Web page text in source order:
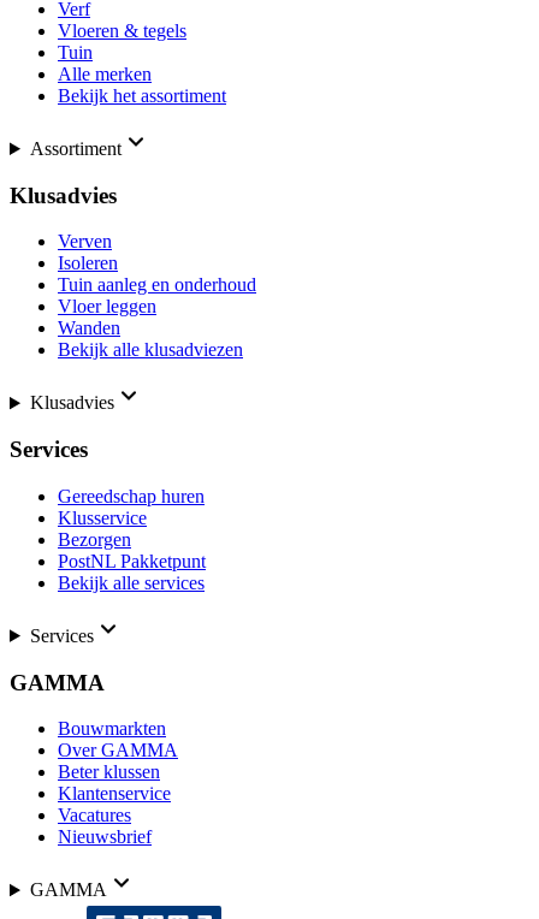
Verf
Vloeren & tegels
Tuin
Alle merken
Bekijk het assortiment
Assortiment
Klusadvies
Verven
Isoleren
Tuin aanleg en onderhoud
Vloer leggen
Wanden
Bekijk alle klusadviezen
Klusadvies
Services
Gereedschap huren
Klusservice
Bezorgen
PostNL Pakketpunt
Bekijk alle services
Services
GAMMA
Bouwmarkten
Over GAMMA
Beter klussen
Klantenservice
Vacatures
Nieuwsbrief
GAMMA